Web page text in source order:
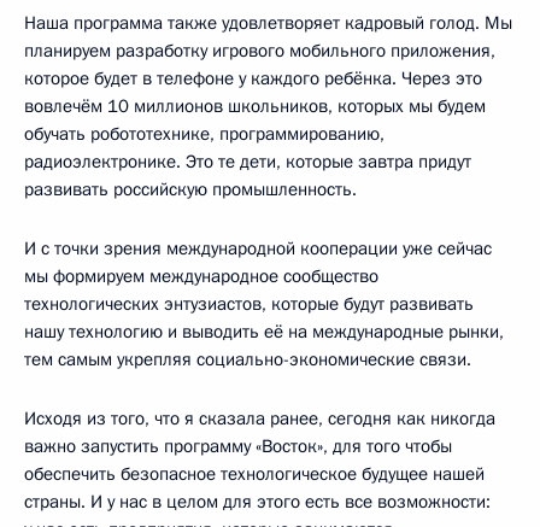
Наша программа также удовлетворяет кадровый голод. Мы
планируем разработку игрового мобильного приложения,
которое будет в телефоне у каждого ребёнка. Через это
вовлечём 10 миллионов школьников, которых мы будем
обучать робототехнике, программированию,
радиоэлектронике. Это те дети, которые завтра придут
развивать российскую промышленность.
И с точки зрения международной кооперации уже сейчас
мы формируем международное сообщество
технологических энтузиастов, которые будут развивать
нашу технологию и выводить её на международные рынки,
тем самым укрепляя социально-экономические связи.
Исходя из того, что я сказала ранее, сегодня как никогда
важно запустить программу «Восток», для того чтобы
обеспечить безопасное технологическое будущее нашей
страны. И у нас в целом для этого есть все возможности: